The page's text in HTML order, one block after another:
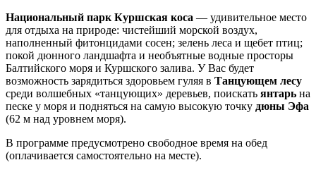
Национальный парк Куршская коса — удивительное место
для отдыха на природе: чистейший морской воздух,
наполненный фитонцидами сосен; зелень леса и щебет птиц;
покой дюнного ландшафта и необъятные водные просторы
Балтийского моря и Куршского залива. У Вас будет
возможность зарядиться здоровьем гуляя в Танцующем лесу
среди волшебных «танцующих» деревьев, поискать янтарь на
песке у моря и подняться на самую высокую точку дюны Эфа
(62 м над уровнем моря).
В программе предусмотрено свободное время на обед
(оплачивается самостоятельно на месте).